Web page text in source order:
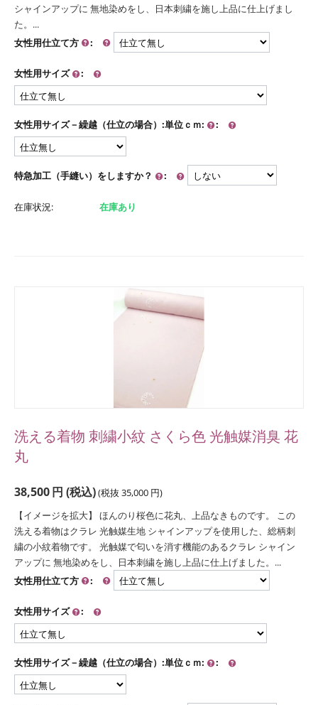
シャインアップに 無地染めをし、日本刺繍を施し上品に仕上げまし
た。...
女性用仕立て方
:
女性用サイズ :
女性用サイズ－繰越（仕立の場合）:単位ｃｍ: :
特急加工（手縫い）をしますか？ :
在庫状況: 在庫あり
洗える着物 刺繍小紋 さくら色 光触媒消臭 花
丸
38,500円 (税込)(税抜 35,000 円)
【イメージを拡大】 ほんのり桜色に花丸、上品なきものです。 この
洗える着物はクラレ 光触媒生地 シャインアップを使用した、総柄刺
繍の小紋着物です。 光触媒で匂いを消す機能のあるクラレ シャイン
アップに 無地染めをし、日本刺繍を施し上品に仕上げました。...
女性用仕立て方
:
女性用サイズ :
女性用サイズ－繰越（仕立の場合）:単位ｃｍ: :